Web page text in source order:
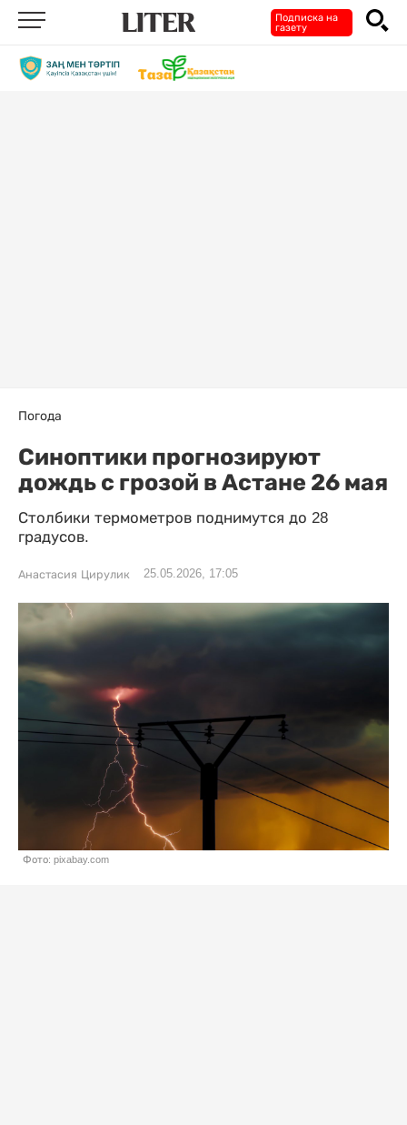
Подписка на
газету
Погода
Синоптики прогнозируют
дождь с грозой в Астане 26 мая
Столбики термометров поднимутся до 28
градусов.
Анастасия Цирулик 25.05.2026, 17:05
Фото: pixabay.com